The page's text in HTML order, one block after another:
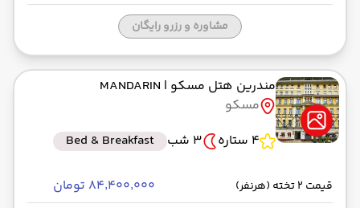
مشاوره و رزرو رایگان
مندرین هتل مسکو | MANDARIN
مسکو
4 ستاره
3 شب Bed & Breakfast
قیمت 2 تخته (هرنفر) ۸۴٬۴۰۰٬۰۰۰ تومان